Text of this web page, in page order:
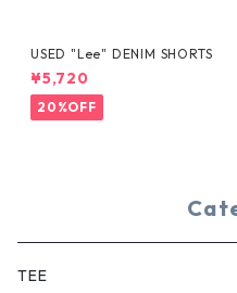
USED "Lee" DENIM SHORTS
¥5,720
20%OFF
TEE